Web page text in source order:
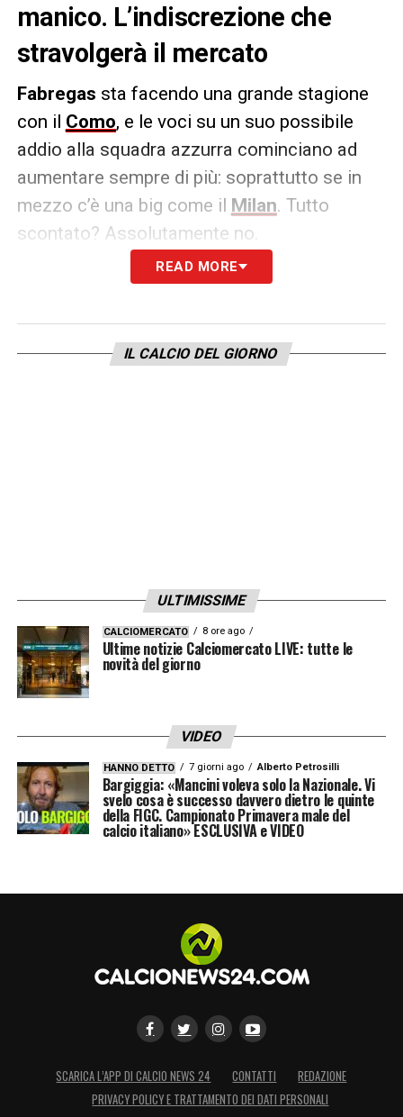
manico. L’indiscrezione che
stravolgerà il mercato
Fabregas sta facendo una grande stagione
con il Como, e le voci su un suo possibile
addio alla squadra azzurra cominciano ad
aumentare sempre di più: soprattutto se in
mezzo c’è una big come il Milan. Tutto
scontato? Assolutamente no.
Secondo quanto riportato dalCorriere dello
sue quote delComo, rinunciando di
READ MORE
IL CALCIO DEL GIORNO
ULTIMISSIME
CALCIOMERCATO 8 ore ago
Ultime notizie Calciomercato LIVE: tutte le
novità del giorno
VIDEO
HANNO DETTO 7 giorni ago Alberto Petrosilli
Bargiggia: «Mancini voleva solo la Nazionale. Vi
svelo cosa è successo davvero dietro le quinte
della FIGC. Campionato Primavera male del
calcio italiano» ESCLUSIVA e VIDEO
SCARICA L’APP DI CALCIO NEWS 24 CONTATTI
REDAZIONE
PRIVACY POLICY E TRATTAMENTO DEI DATI PERSONALI